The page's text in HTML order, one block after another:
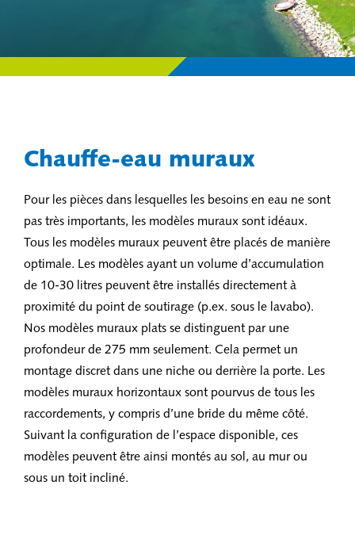
Chauffe-eau muraux
Pour les pièces dans lesquelles les besoins en eau ne sont
pas très importants, les modèles muraux sont idéaux.
Tous les modèles muraux peuvent être placés de manière
optimale. Les modèles ayant un volume d’accumulation
de 10-30 litres peuvent être installés directement à
proximité du point de soutirage (p.ex. sous le lavabo).
Nos modèles muraux plats se distinguent par une
profondeur de 275 mm seulement. Cela permet un
montage discret dans une niche ou derrière la porte. Les
modèles muraux horizontaux sont pourvus de tous les
raccordements, y compris d’une bride du même côté.
Suivant la configuration de l’espace disponible, ces
modèles peuvent être ainsi montés au sol, au mur ou
sous un toit incliné.